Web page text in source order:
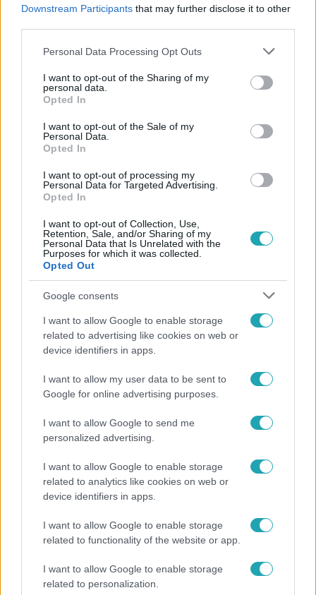
Downstream Participants that may further disclose it to other
Please note that this website/app uses one or more Google
not limited to your visit or usage behaviour. You may click to
grant or deny consent to Google and its third-party tags to
use your data for below specified purposes in below Google
consent section.
Personal Data Processing Opt Outs
I want to opt-out of the Sharing of my
personal data.
Opted In
I want to opt-out of the Sale of my
Personal Data.
Opted In
I want to opt-out of processing my
Personal Data for Targeted Advertising.
Opted In
I want to opt-out of Collection, Use,
Retention, Sale, and/or Sharing of my
Personal Data that Is Unrelated with the
Purposes for which it was collected.
Opted Out
Google consents
I want to allow Google to enable storage
related to advertising like cookies on web or
device identifiers in apps.
I want to allow my user data to be sent to
Google for online advertising purposes.
I want to allow Google to send me
personalized advertising.
I want to allow Google to enable storage
related to analytics like cookies on web or
device identifiers in apps.
I want to allow Google to enable storage
related to functionality of the website or app.
I want to allow Google to enable storage
related to personalization.
#VALÓVILÁG #ADÁSRÉSZLETEK
Népszerű
Horoszkóp
Ennek a 3 csillagjegynek váratlan sikereket hozhat